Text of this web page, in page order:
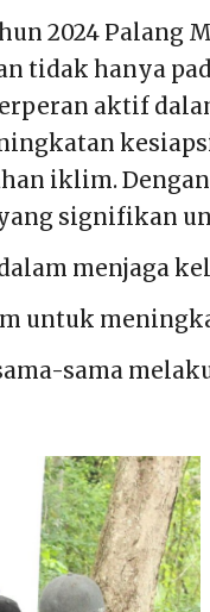
2024
tidak hanya
aktif
iklim.
signifikan
menjaga
untuk
sama